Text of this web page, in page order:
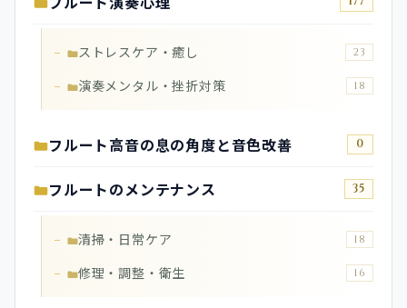
ストレスケア・癒し 23
演奏メンタル・挫折対策 18
フルート高音の息の角度と音色改善 0
フルートのメンテナンス 35
清掃・日常ケア 18
修理・調整・衛生 16